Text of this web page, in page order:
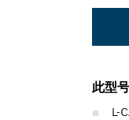
此型
L-